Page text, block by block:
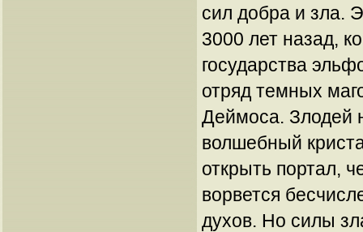
сил добра и зла.
3000 лет назад,
государства
отряд темных
Деймоса. Злодей
волшебный
открыть портал,
ворвется
духов. Но силы